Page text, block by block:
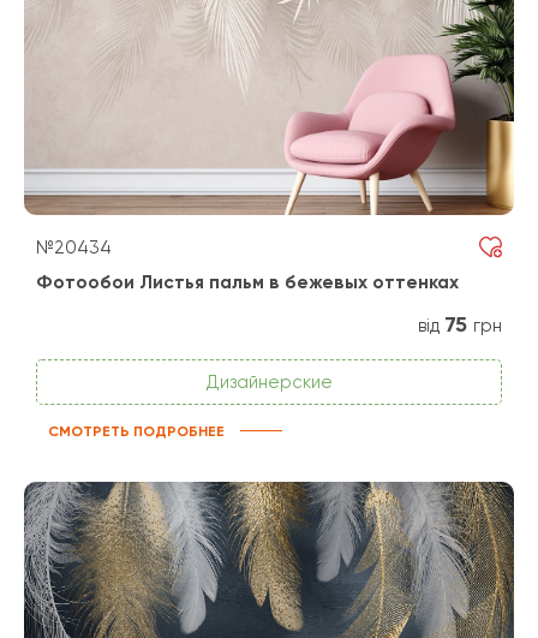
№20434
Фотообои Листья пальм в бежевых оттенках
від 75 грн
Дизайнерские
СМОТРЕТЬ ПОДРОБНЕЕ